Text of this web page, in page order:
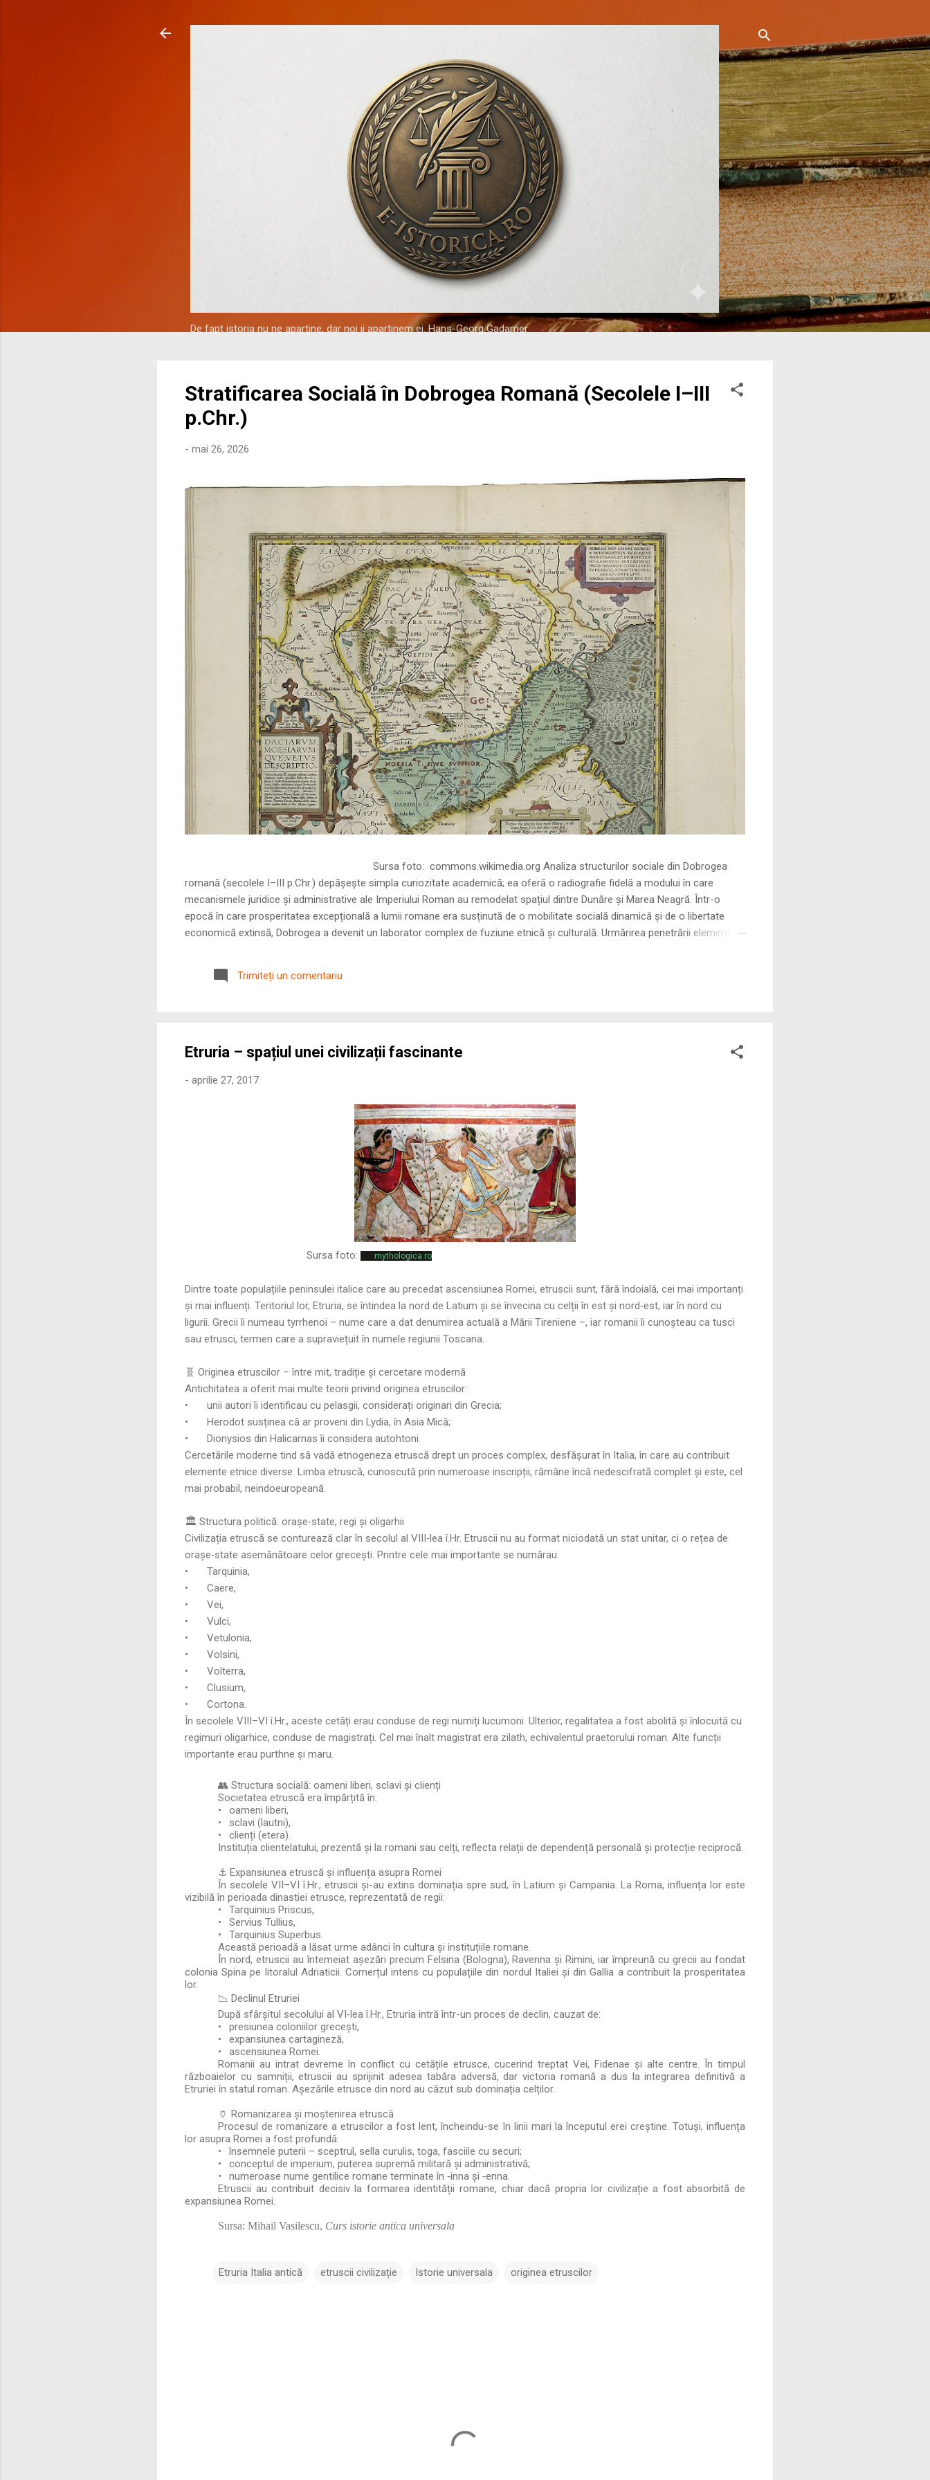
De fapt istoria nu ne apartine, dar noi ii apartinem ei. Hans-Georg Gadamer
Stratificarea Socială în Dobrogea Romană (Secolele I–III
p.Chr.)
- mai 26, 2026
Sursa foto: commons.wikimedia.org Analiza structurilor sociale din Dobrogea
romană (secolele I–III p.Chr.) depășește simpla curiozitate academică; ea oferă o radiografie fidelă a modului în care
mecanismele juridice și administrative ale Imperiului Roman au remodelat spațiul dintre Dunăre și Marea Neagră. Într-o
epocă în care prosperitatea excepțională a lumii romane era susținută de o mobilitate socială dinamică și de o libertate
economică extinsă, Dobrogea a devenit un laborator complex de fuziune etnică și culturală. Urmărirea penetrării elementului
precizie profunzimea și ritmul procesului de rom...
Trimiteți un comentariu
Etruria – spațiul unei civilizații fascinante
- aprilie 27, 2017
Sursa foto: mythologica.ro
Dintre toate populațiile peninsulei italice care au precedat ascensiunea Romei, etruscii sunt, fără îndoială, cei mai importanți
și mai influenți. Teritoriul lor, Etruria, se întindea la nord de Latium și se învecina cu celții în est și nord‑est, iar în nord cu
ligurii. Grecii îi numeau tyrrhenoi – nume care a dat denumirea actuală a Mării Tireniene –, iar romanii îi cunoșteau ca tusci
sau etrusci, termen care a supraviețuit în numele regiunii Toscana.
🧬 Originea etruscilor – între mit, tradiție și cercetare modernă
Antichitatea a oferit mai multe teorii privind originea etruscilor:
•
unii autori îi identificau cu pelasgii, considerați originari din Grecia;
•
Herodot susținea că ar proveni din Lydia, în Asia Mică;
•
Dionysios din Halicarnas îi considera autohtoni.
Cercetările moderne tind să vadă etnogeneza etruscă drept un proces complex, desfășurat în Italia, în care au contribuit
elemente etnice diverse. Limba etruscă, cunoscută prin numeroase inscripții, rămâne încă nedescifrată complet și este, cel
mai probabil, neindoeuropeană.
🏛️ Structura politică: orașe‑state, regi și oligarhii
Civilizația etruscă se conturează clar în secolul al VIII‑lea î.Hr. Etruscii nu au format niciodată un stat unitar, ci o rețea de
orașe‑state asemănătoare celor grecești. Printre cele mai importante se numărau:
•
Tarquinia,
•
Caere,
•
Vei,
•
Vulci,
•
Vetulonia,
•
Volsini,
•
Volterra,
•
Clusium,
•
Cortona.
În secolele VIII–VI î.Hr., aceste cetăți erau conduse de regi numiți lucumoni. Ulterior, regalitatea a fost abolită și înlocuită cu
regimuri oligarhice, conduse de magistrați. Cel mai înalt magistrat era zilath, echivalentul praetorului roman. Alte funcții
importante erau purthne și maru.
👥 Structura socială: oameni liberi, sclavi și clienți
Societatea etruscă era împărțită în:
•
oameni liberi,
•
sclavi (lautni),
•
clienți (etera).
Instituția clientelatului, prezentă și la romani sau celți, reflecta relații de dependență personală și protecție reciprocă.
⚓ Expansiunea etruscă și influența asupra Romei
În secolele VII–VI î.Hr., etruscii și-au extins dominația spre sud, în Latium și Campania. La Roma, influența lor este
vizibilă în perioada dinastiei etrusce, reprezentată de regii:
•
Tarquinius Priscus,
•
Servius Tullius,
•
Tarquinius Superbus.
Această perioadă a lăsat urme adânci în cultura și instituțiile romane.
În nord, etruscii au întemeiat așezări precum Felsina (Bologna), Ravenna și Rimini, iar împreună cu grecii au fondat
colonia Spina pe litoralul Adriaticii. Comerțul intens cu populațiile din nordul Italiei și din Gallia a contribuit la prosperitatea
lor.
📉 Declinul Etruriei
După sfârșitul secolului al VI‑lea î.Hr., Etruria intră într-un proces de declin, cauzat de:
•
presiunea coloniilor grecești,
•
expansiunea cartagineză,
•
ascensiunea Romei.
Romanii au intrat devreme în conflict cu cetățile etrusce, cucerind treptat Vei, Fidenae și alte centre. În timpul
războaielor cu samniții, etruscii au sprijinit adesea tabăra adversă, dar victoria romană a dus la integrarea definitivă a
Etruriei în statul roman. Așezările etrusce din nord au căzut sub dominația celților.
🏺 Romanizarea și moștenirea etruscă
Procesul de romanizare a etruscilor a fost lent, încheindu-se în linii mari la începutul erei creștine. Totuși, influența
lor asupra Romei a fost profundă:
•
însemnele puterii – sceptrul, sella curulis, toga, fasciile cu securi;
•
conceptul de imperium, puterea supremă militară și administrativă;
•
numeroase nume gentilice romane terminate în ‑inna și ‑enna.
Etruscii au contribuit decisiv la formarea identității romane, chiar dacă propria lor civilizație a fost absorbită de
expansiunea Romei.
Sursa: Mihail Vasilescu, Curs istorie antica universala
Etruria Italia antică etruscii civilizație Istorie universala originea etruscilor